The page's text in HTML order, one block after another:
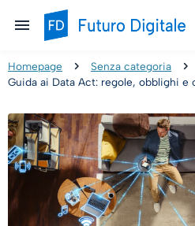
Homepage
Senza categoria
Guida ai Data Act: regole, obblighi e